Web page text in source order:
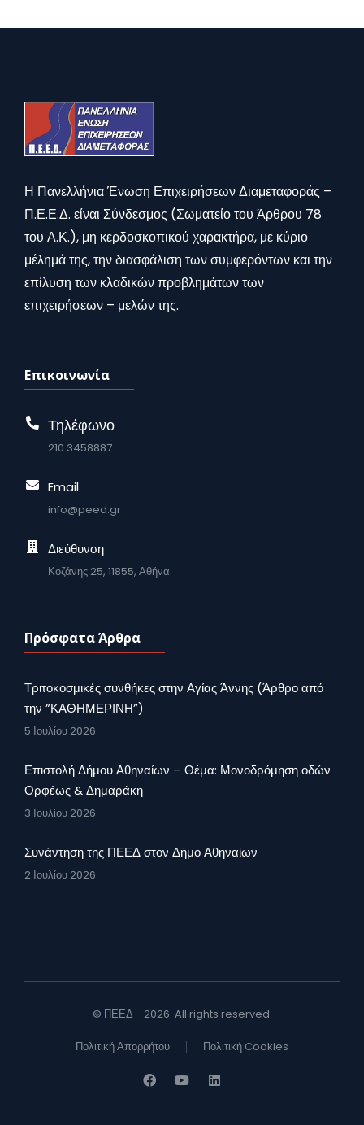
Η Πανελλήνια Ένωση Επιχειρήσεων Διαμεταφοράς –
Π.Ε.Ε.Δ. είναι Σύνδεσμος (Σωματείο του Άρθρου 78
του Α.Κ.), μη κερδοσκοπικού χαρακτήρα, με κύριο
μέλημά της, την διασφάλιση των συμφερόντων και την
επίλυση των κλαδικών προβλημάτων των
επιχειρήσεων – μελών της.
Επικοινωνία
Τηλέφωνο
210 3458887
Email
info@peed.gr
Διεύθυνση
Κοζάνης 25, 11855, Αθήνα
Πρόσφατα Άρθρα
Τριτοκοσμικές συνθήκες στην Αγίας Άννης (Άρθρο από
την ”ΚΑΘΗΜΕΡΙΝΗ”)
5 Ιουλίου 2026
Επιστολή Δήμου Αθηναίων – Θέμα: Μονοδρόμηση οδών
Ορφέως & Δημαράκη
3 Ιουλίου 2026
Συνάντηση της ΠΕΕΔ στον Δήμο Αθηναίων
2 Ιουλίου 2026
© ΠΕΕΔ - 2026. All rights reserved.
Πολιτική Απορρήτου Πολιτική Cookies